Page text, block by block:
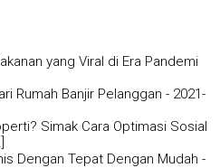
yang Viral di Era Pandemi
Rumah Banjir Pelanggan - 2021-
Simak Cara Optimasi Sosial
Dengan Tepat Dengan Mudah -